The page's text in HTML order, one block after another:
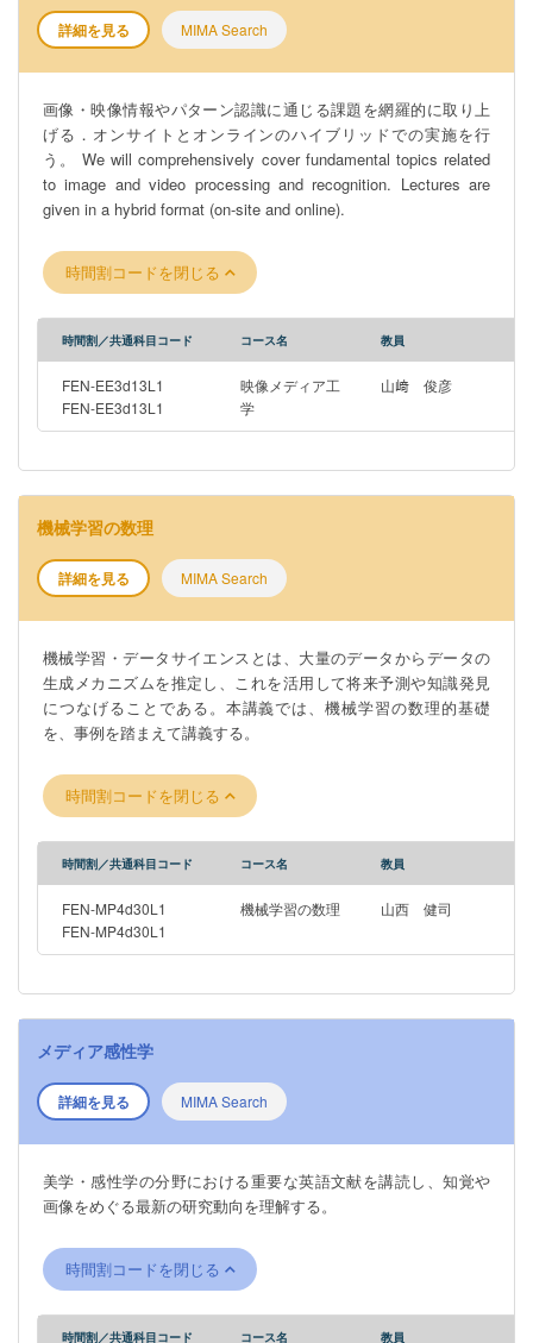
詳細を見る MIMA Search
画像・映像情報やパターン認識に通じる課題を網羅的に取り上
げる．オンサイトとオンラインのハイブリッドでの実施を行
う。 We will comprehensively cover fundamental topics related
to image and video processing and recognition. Lectures are
given in a hybrid format (on-site and online).
時間割コードを閉じる
時間割／共通科目コード コース名 教員
FEN-EE3d13L1
FEN-EE3d13L1
映像メディア工
学
山﨑 俊彦
機械学習の数理
詳細を見る MIMA Search
機械学習・データサイエンスとは、大量のデータからデータの
生成メカニズムを推定し、これを活用して将来予測や知識発見
につなげることである。本講義では、機械学習の数理的基礎
を、事例を踏まえて講義する。
時間割コードを閉じる
時間割／共通科目コード コース名 教員
FEN-MP4d30L1
FEN-MP4d30L1
機械学習の数理 山西 健司
メディア感性学
詳細を見る MIMA Search
美学・感性学の分野における重要な英語文献を講読し、知覚や
画像をめぐる最新の研究動向を理解する。
時間割コードを閉じる
時間割／共通科目コード コース名 教員